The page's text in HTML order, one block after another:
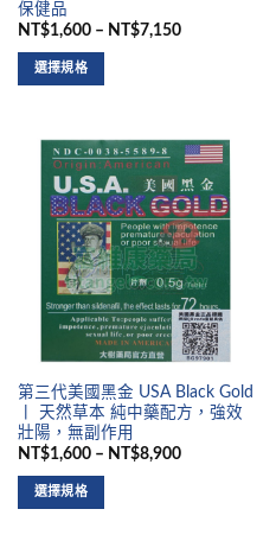
保健品
NT$1,600 – NT$7,150
選擇規格
第三代美國黑金 USA Black Gold
丨 天然草本 純中藥配方，強效
壯陽，無副作用
NT$1,600 – NT$8,900
選擇規格